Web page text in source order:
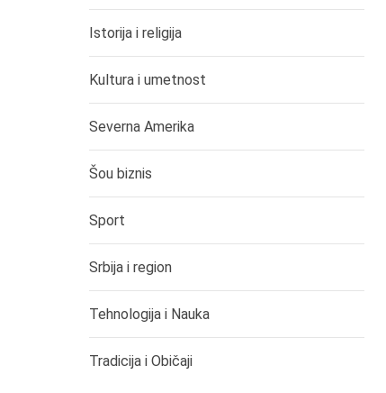
Istorija i religija
Kultura i umetnost
Severna Amerika
Šou biznis
Sport
Srbija i region
Tehnologija i Nauka
Tradicija i Običaji